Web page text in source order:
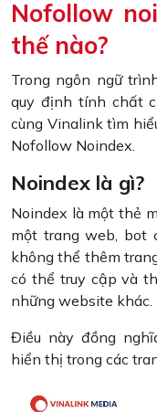
Nofollow
thế nào?
Trong ngôn ngữ
quy định tính chất
cùng Vinalink tìm
Nofollow Noindex.
Noindex là gì?
Noindex là một thẻ
một trang web, bot
không thể thêm
có thể truy cập và
những website khác.
Điều này đồng
hiển thị trong các